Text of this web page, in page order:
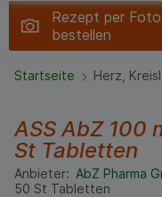
Rezept per Foto
bestellen
Startseite Herz,
ASS AbZ 100
St Tabletten
Anbieter: AbZ Pharma
50 St Tabletten